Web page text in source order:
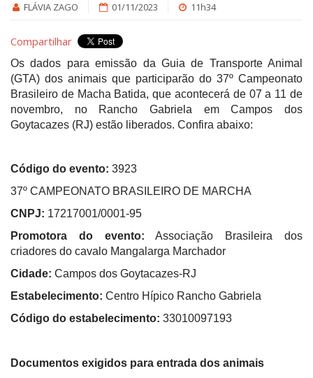
FLÁVIA ZAGO 01/11/2023 11h34
Compartilhar
Os dados para emissão da Guia de Transporte Animal
(GTA) dos animais que participarão do 37º Campeonato
Brasileiro de Macha Batida, que acontecerá de 07 a 11 de
novembro, no Rancho Gabriela em Campos dos
Goytacazes (RJ) estão liberados. Confira abaixo:
Código do evento: 3923
37º CAMPEONATO BRASILEIRO DE MARCHA
CNPJ: 17217001/0001-95
Promotora do evento: Associação Brasileira dos
criadores do cavalo Mangalarga Marchador
Cidade: Campos dos Goytacazes-RJ
Estabelecimento: Centro Hípico Rancho Gabriela
Código do estabelecimento: 33010097193
Documentos exigidos para entrada dos animais